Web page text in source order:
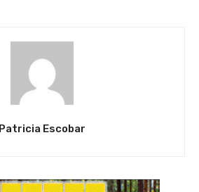
Patricia Escobar